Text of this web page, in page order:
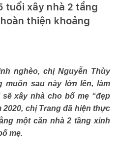
tuổi xây nhà 2 tầng
thiện khoảng
nghèo, chị Nguyễn Thùy
muốn sau này lớn lên, làm
xây nhà cho bố mẹ “đẹp
2020, chị Trang đã hiện thực
một căn nhà 2 tầng xinh
mẹ.